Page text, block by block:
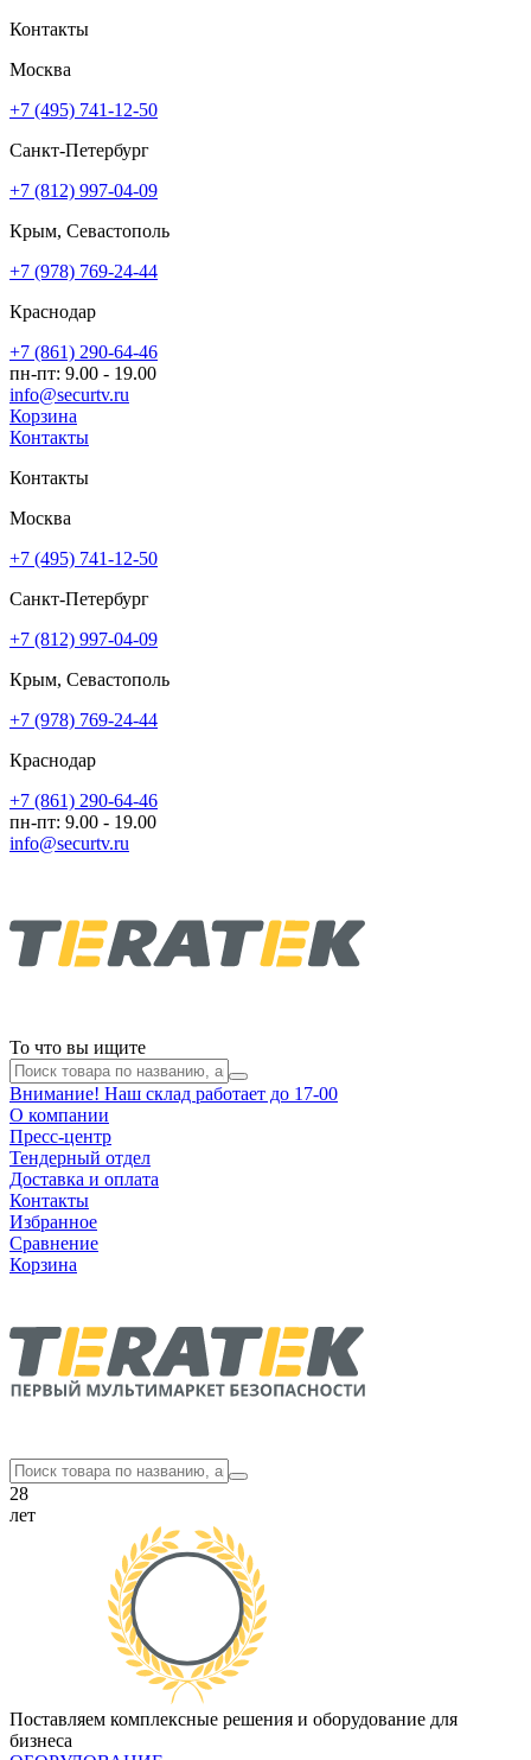
Контакты
Москва
+7 (495) 741-12-50
Санкт-Петербург
+7 (812) 997-04-09
Крым, Севастополь
+7 (978) 769-24-44
Краснодар
+7 (861) 290-64-46
пн-пт: 9.00 - 19.00
info@securtv.ru
Корзина
Контакты
Контакты
Москва
+7 (495) 741-12-50
Санкт-Петербург
+7 (812) 997-04-09
Крым, Севастополь
+7 (978) 769-24-44
Краснодар
+7 (861) 290-64-46
пн-пт: 9.00 - 19.00
info@securtv.ru
То что вы ищите
Внимание! Наш склад работает до 17-00
О компании
Пресс-центр
Тендерный отдел
Доставка и оплата
Контакты
Избранное
Сравнение
Корзина
28
лет
Поставляем комплексные решения и оборудование для
бизнеса